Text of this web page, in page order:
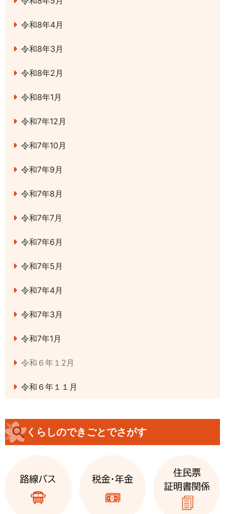
令和8年4月
令和8年3月
令和8年2月
令和8年1月
令和7年12月
令和7年10月
令和7年9月
令和7年8月
令和7年7月
令和7年6月
令和7年5月
令和7年4月
令和7年3月
令和7年1月
令和６年１2月
令和６年１１月
くらしのできごとでさがす